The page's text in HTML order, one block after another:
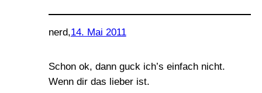
nerd,14. Mai 2011
Schon ok, dann guck ich’s einfach nicht.
Wenn dir das lieber ist.